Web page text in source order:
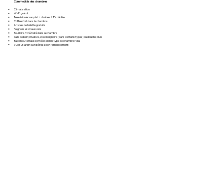
Commodités des chambres
Climatisation
Wi-Fi gratuit
Télévision écran plat + chaînes / TV câblée
Coffre-fort dans la chambre
Articles de toilette gratuits
Peignoirs et chaussons
Bouilloire / thé/café dans la chambre
Salle de bain privative, avec baignoire (dans certains types) ou douche pluie
Balcon ou terrasse privée selon le type de chambre/villa
Vue sur jardin ou rizières selon l’emplacement